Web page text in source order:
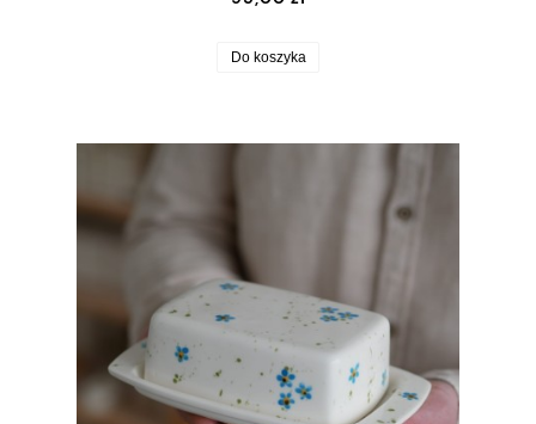
Do koszyka